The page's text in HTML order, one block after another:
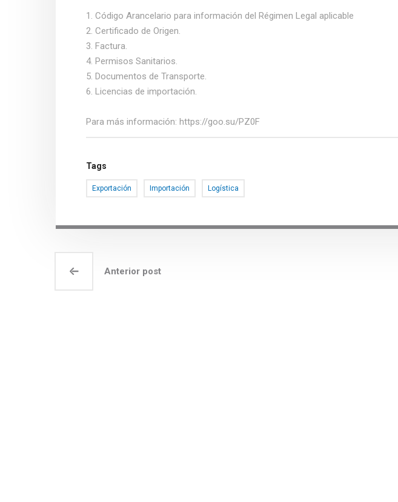
1. Código Arancelario para información del Régimen Legal aplicable
2. Certificado de Origen.
3. Factura.
4. Permisos Sanitarios.
5. Documentos de Transporte.
6. Licencias de importación.
Para más información: https://goo.su/PZ0F
Tags
Exportación Importación Logística
Anterior post